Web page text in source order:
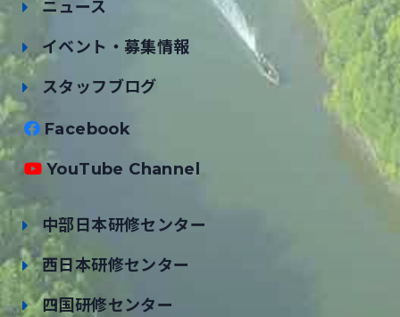
ニュース
イベント・募集情報
スタッフブログ
Facebook
YouTube Channel
中部日本研修センター
西日本研修センター
四国研修センター